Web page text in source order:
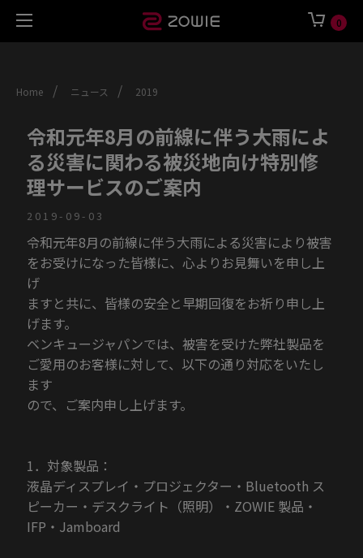
0
Home / ニュース / 2019
令和元年8月の前線に伴う大雨によ
る災害に関わる被災地向け特別修
理サービスのご案内
2019-09-03
令和元年8月の前線に伴う大雨による災害により被害
をお受けになった皆様に、心よりお見舞いを申し上
げ
ますと共に、皆様の安全と早期回復をお祈り申し上
げます。
ベンキュージャパンでは、被害を受けた弊社製品を
ご愛用のお客様に対して、以下の通り対応をいたし
ます
ので、ご案内申し上げます。
1．対象製品：
液晶ディスプレイ・プロジェクター・Bluetooth ス
ピーカー・デスクライト（照明）・ZOWIE 製品・
IFP・Jamboard